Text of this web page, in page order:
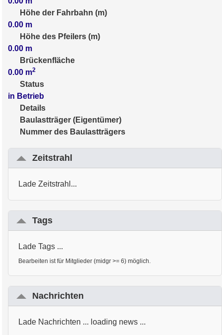
Höhe der Fahrbahn (m)
0.00 m
Höhe des Pfeilers (m)
0.00 m
Brückenfläche
0.00 m2
Status
in Betrieb
Details
Baulastträger (Eigentümer)
Nummer des Baulastträgers
Zeitstrahl
Lade Zeitstrahl...
Tags
Lade Tags ...
Bearbeiten ist für Mitglieder (midgr >= 6) möglich.
Nachrichten
Lade Nachrichten ... loading news ...